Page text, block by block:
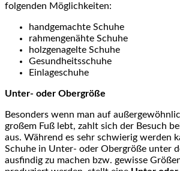
folgenden Möglichkeiten:
handgemachte Schuhe
rahmengenähte Schuhe
holzgenagelte Schuhe
Gesundheitsschuhe
Einlageschuhe
Unter- oder Obergröße
Besonders wenn man auf
großem Fuß lebt, zahlt sich der Besuch
aus. Während es sehr schwierig werden
Schuhe in Unter- oder Obergröße unter
ausfindig zu machen bzw. gewisse